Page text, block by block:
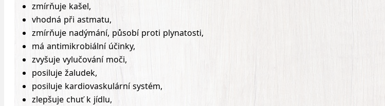
zmírňuje kašel,
vhodná při astmatu,
zmírňuje nadýmání, působí proti plynatosti,
má antimikrobiální účinky,
zvyšuje vylučování moči,
posiluje žaludek,
posiluje kardiovaskulární systém,
zlepšuje chuť k jídlu,